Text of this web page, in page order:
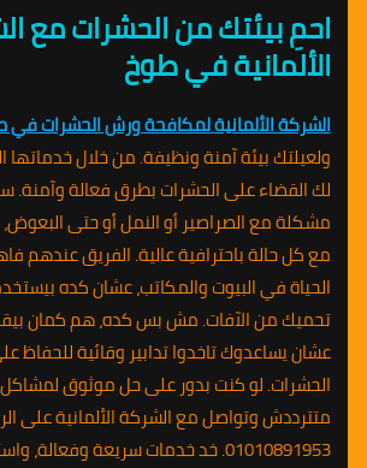
احمِ بيئتك من الحشرات مع
الألمانية في طوخ
الشركة الألمانية لمكافحة ورش الحشرات
ولعيلتك بيئة آمنة ونظيفة. من خلال خدماتها
لك القضاء على الحشرات بطرق فعالة وآمنة.
مشكلة مع الصراصير أو النمل أو حتى
مع كل حالة باحترافية عالية. الفريق عندهم
الحياة في البيوت والمكاتب، عشان كده
تحميك من الآفات. مش بس كده، هم كمان
عشان يساعدوك تاخدوا تدابير وقائية للحفاظ
الحشرات. لو كنت بدور على حل موثوق لمشاكل
متترددش وتواصل مع الشركة الألمانية على
01010891953. خد خدمات سريعة وفعالة،